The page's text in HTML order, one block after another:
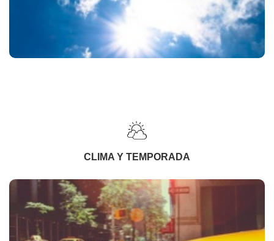
CLIMA Y TEMPORADA